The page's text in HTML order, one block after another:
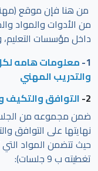
من هنا فإن موقع
من الأدوات والمواد
داخل مؤسسات
1- معلومات هامه
والتدريب المهني
2- التوافق والتكيف
ضمن مجموعه من
نهايتها على التوافق
حيث تتضمن المواد
تغطيته ب 9 جلسات):